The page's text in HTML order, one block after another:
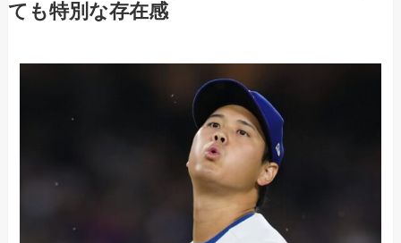
ても特別な存在感